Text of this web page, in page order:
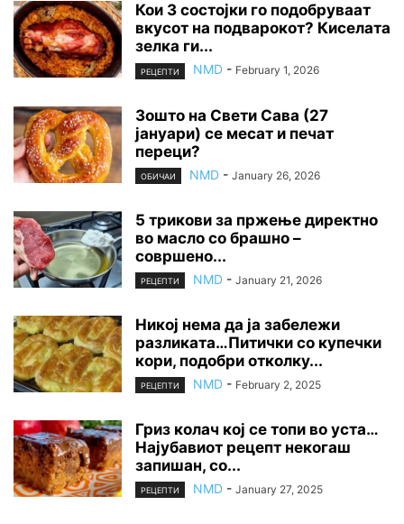
Кои 3 состојки го подобруваат
вкусот на подварокот? Киселата
зелка ги...
РЕЦЕПТИ NMD - February 1, 2026
Зошто на Свети Сава (27
јануари) се месат и печат
переци?
ОБИЧАИ NMD - January 26, 2026
5 трикови за пржење директно
во масло со брашно –
совршено...
РЕЦЕПТИ NMD - January 21, 2026
Никој нема да ја забележи
разликата…Питички со купечки
кори, подобри отколку...
РЕЦЕПТИ NMD - February 2, 2025
Гриз колач кој се топи во уста…
Најубавиот рецепт некогаш
запишан, со...
РЕЦЕПТИ NMD - January 27, 2025